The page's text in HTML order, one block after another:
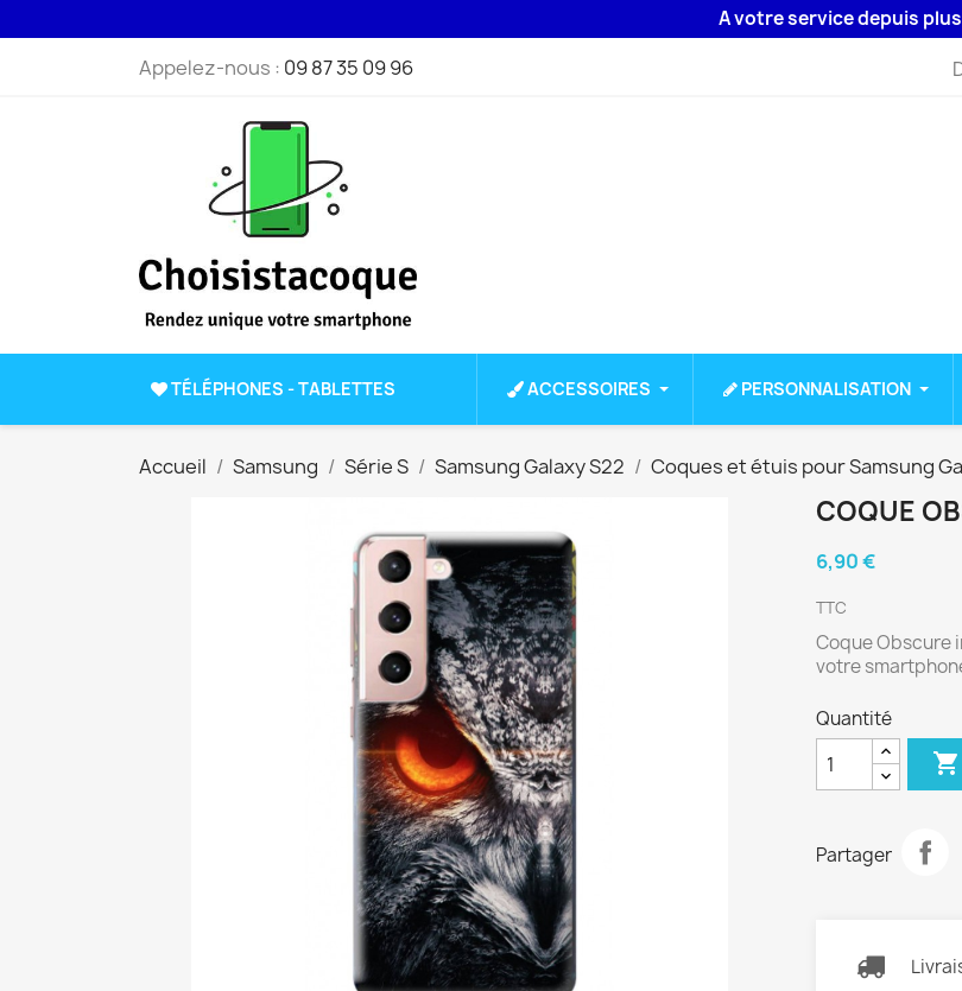
A votre service depuis plus de 15
Appelez-nous : 09 87 35 09 96
TÉLÉPHONES - TABLETTES ACCESSOIRES PERSONNALISATION
Accueil Samsung Série S Samsung Galaxy S22 Coques et étuis pour Samsung
COQUE
6,90 €
TTC
Coque Obscure
votre
Quantité

Partager